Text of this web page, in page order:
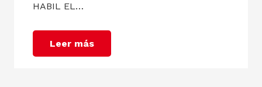
HABIL EL…
Leer más